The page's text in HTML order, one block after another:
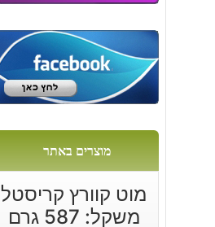
מוצרים באתר
מוט קוורץ קריסטל
משקל: 587 גרם